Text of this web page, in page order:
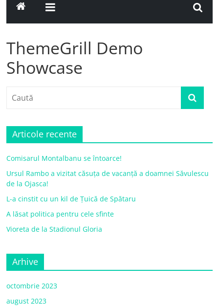
ThemeGrill Demo
Showcase
Articole recente
Comisarul Montalbanu se întoarce!
Ursul Rambo a vizitat căsuța de vacanță a doamnei Săvulescu
de la Ojasca!
L-a cinstit cu un kil de Țuică de Spătaru
A lăsat politica pentru cele sfinte
Vioreta de la Stadionul Gloria
Arhive
octombrie 2023
august 2023